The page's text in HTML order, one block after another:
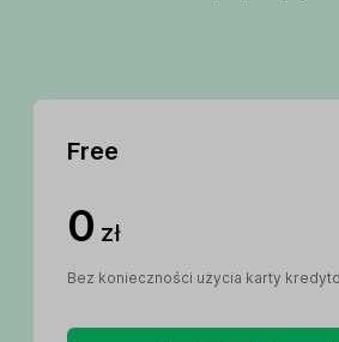
Free
0 zł
Bez konieczności użycia karty